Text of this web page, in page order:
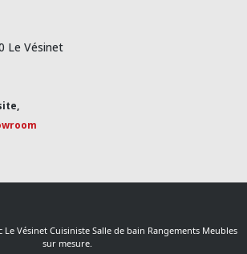
Le Vésinet
Vésinet Cuisiniste Salle de bain Rangements Meubles
sur mesure.